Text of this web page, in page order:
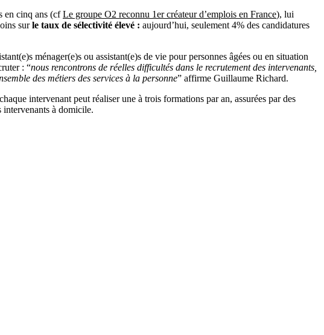
en cinq ans (cfLe groupe O2 reconnu 1er créateur d’emplois en France), lui
surle taux de sélectivité élevé : aujourd’hui, seulement 4% des candidatures
ménager(e)s ou assistant(e)s de vie pour personnes âgées ou en situation
: “nous rencontrons de réelles difficultés dans le recrutement des intervenants,
des métiers des services à la personne” affirme Guillaume Richard.
chaque intervenant peut réaliser une à trois formations par an, assurées par des
intervenants à domicile.